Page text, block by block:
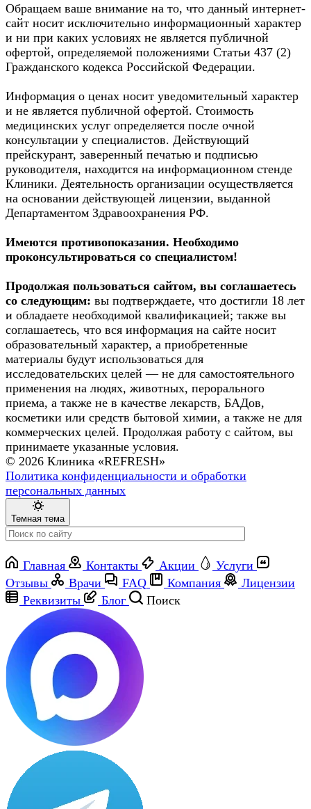
Обращаем ваше внимание на то, что данный интернет-
сайт носит исключительно информационный характер
и ни при каких условиях не является публичной
офертой, определяемой положениями Статьи 437 (2)
Гражданского кодекса Российской Федерации.
Информация о ценах носит уведомительный характер
и не является публичной офертой. Стоимость
медицинских услуг определяется после очной
консультации у специалистов. Действующий
прейскурант, заверенный печатью и подписью
руководителя, находится на информационном стенде
Клиники. Деятельность организации осуществляется
на основании действующей лицензии, выданной
Департаментом Здравоохранения РФ.
Имеются противопоказания. Необходимо
проконсультироваться со специалистом!
Продолжая пользоваться сайтом, вы соглашаетесь
со следующим: вы подтверждаете, что достигли 18 лет
и обладаете необходимой квалификацией; также вы
соглашаетесь, что вся информация на сайте носит
образовательный характер, а приобретенные
материалы будут использоваться для
исследовательских целей — не для самостоятельного
применения на людях, животных, перорального
приема, а также не в качестве лекарств, БАДов,
косметики или средств бытовой химии, а также не для
коммерческих целей. Продолжая работу с сайтом, вы
принимаете указанные условия.
© 2026 Клиника «REFRESH»
Политика конфиденциальности и обработки
персональных данных
Темная тема
Главная Контакты Акции
Услуги
Отзывы
Врачи FAQ Компания
Лицензии
Реквизиты
Блог Поиск